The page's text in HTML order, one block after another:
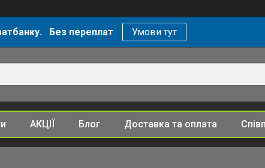
Без переплат Умови тут
АКЦІЇ Блог Доставка та оплата